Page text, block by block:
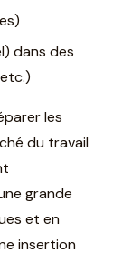
dans des
les
du travail
grande
et en
insertion